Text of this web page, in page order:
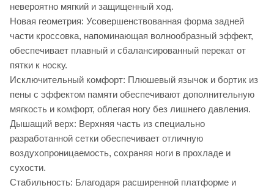
невероятно мягкий и защищенный ход.
Новая геометрия: Усовершенствованная форма задней
части кроссовка, напоминающая волнообразный эффект,
обеспечивает плавный и сбалансированный перекат от
пятки к носку.
Исключительный комфорт: Плюшевый язычок и бортик из
пены с эффектом памяти обеспечивают дополнительную
мягкость и комфорт, облегая ногу без лишнего давления.
Дышащий верх: Верхняя часть из специально
разработанной сетки обеспечивает отличную
воздухопроницаемость, сохраняя ноги в прохладе и
сухости.
Стабильность: Благодаря расширенной платформе и